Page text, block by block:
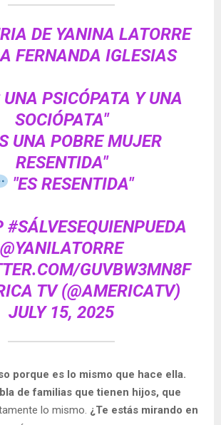
DE YANINA LATORRE
FERNANDA IGLESIAS
UNA PSICÓPATA Y UNA
SOCIÓPATA"
UNA POBRE MUJER
RESENTIDA"
"ES RESENTIDA"
#SÁLVESEQUIENPUEDA
@YANILATORRE
GUVBW3MN8F
TV (@AMERICATV)
JULY 15, 2025
porque es lo mismo que hace ella.
de familias que tienen hijos, que
lo mismo. ¿Te estás mirando en